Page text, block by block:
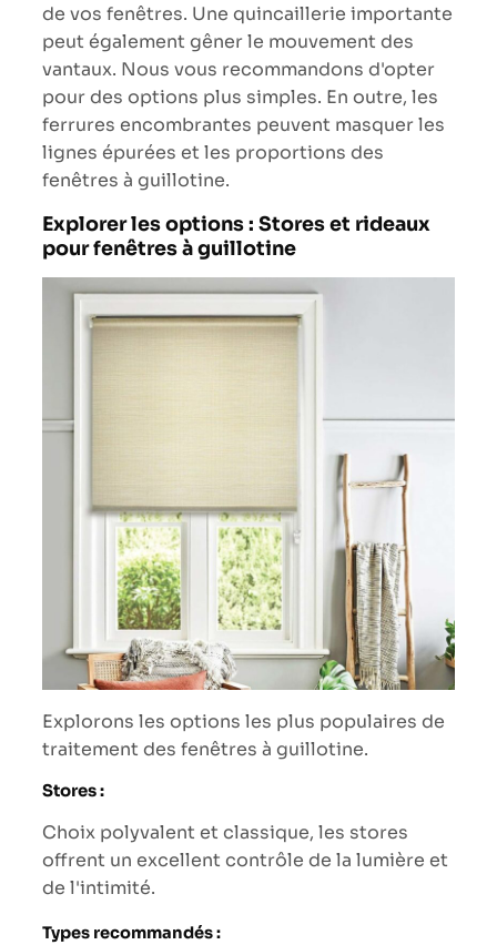
de vos fenêtres. Une quincaillerie importante
peut également gêner le mouvement des
vantaux. Nous vous recommandons d'opter
pour des options plus simples. En outre, les
ferrures encombrantes peuvent masquer les
lignes épurées et les proportions des
fenêtres à guillotine.
Explorer les options : Stores et rideaux
pour fenêtres à guillotine
Explorons les options les plus populaires de
traitement des fenêtres à guillotine.
Stores :
Choix polyvalent et classique, les stores
offrent un excellent contrôle de la lumière et
de l'intimité.
Types recommandés :